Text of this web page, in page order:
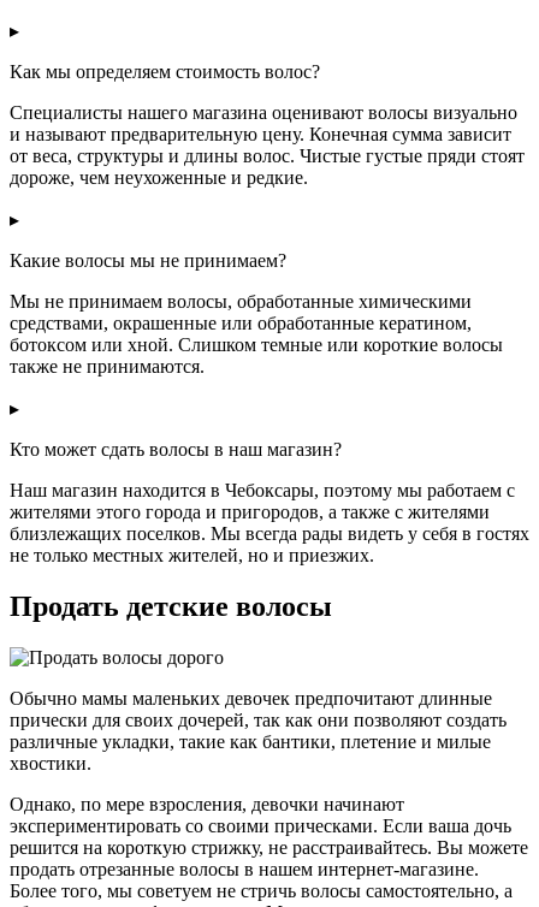
▸
Как мы определяем стоимость волос?
Специалисты нашего магазина оценивают волосы визуально
и называют предварительную цену. Конечная сумма зависит
от веса, структуры и длины волос. Чистые густые пряди стоят
дороже, чем неухоженные и редкие.
▸
Какие волосы мы не принимаем?
Мы не принимаем волосы, обработанные химическими
средствами, окрашенные или обработанные кератином,
ботоксом или хной. Слишком темные или короткие волосы
также не принимаются.
▸
Кто может сдать волосы в наш магазин?
Наш магазин находится в Чебоксары, поэтому мы работаем с
жителями этого города и пригородов, а также с жителями
близлежащих поселков. Мы всегда рады видеть у себя в гостях
не только местных жителей, но и приезжих.
Продать детские волосы
Обычно мамы маленьких девочек предпочитают длинные
прически для своих дочерей, так как они позволяют создать
различные укладки, такие как бантики, плетение и милые
хвостики.
Однако, по мере взросления, девочки начинают
экспериментировать со своими прическами. Если ваша дочь
решится на короткую стрижку, не расстраивайтесь. Вы можете
продать отрезанные волосы в нашем интернет-магазине.
Более того, мы советуем не стричь волосы самостоятельно, а